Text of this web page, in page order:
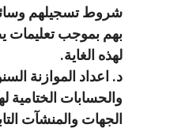
شروط تسجيلهم وسائر
بهم بموجب تعليمات
لهذه الغاية.
د. اعداد الموازنة
والحسابات الختامية
الجهات والمنشآت